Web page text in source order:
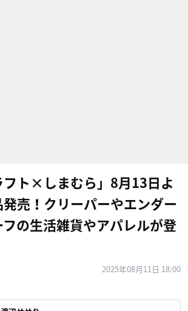
フト×しまむら」8月13日よ
発売！クリーパーやエンダー
フの生活雑貨やアパレルが登
2025年08月11日 18:00